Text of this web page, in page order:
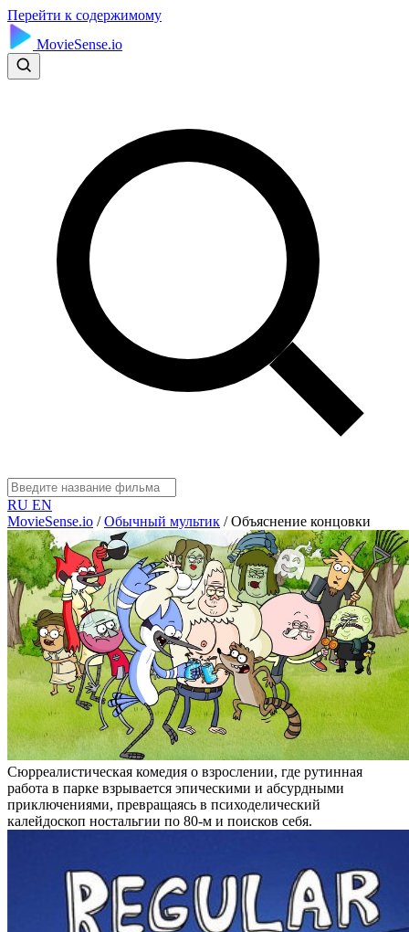
Перейти к содержимому
MovieSense.io
RU EN
MovieSense.io / Обычный мультик / Объяснение концовки
Сюрреалистическая комедия о взрослении, где рутинная
работа в парке взрывается эпическими и абсурдными
приключениями, превращаясь в психоделический
калейдоскоп ностальгии по 80-м и поисков себя.